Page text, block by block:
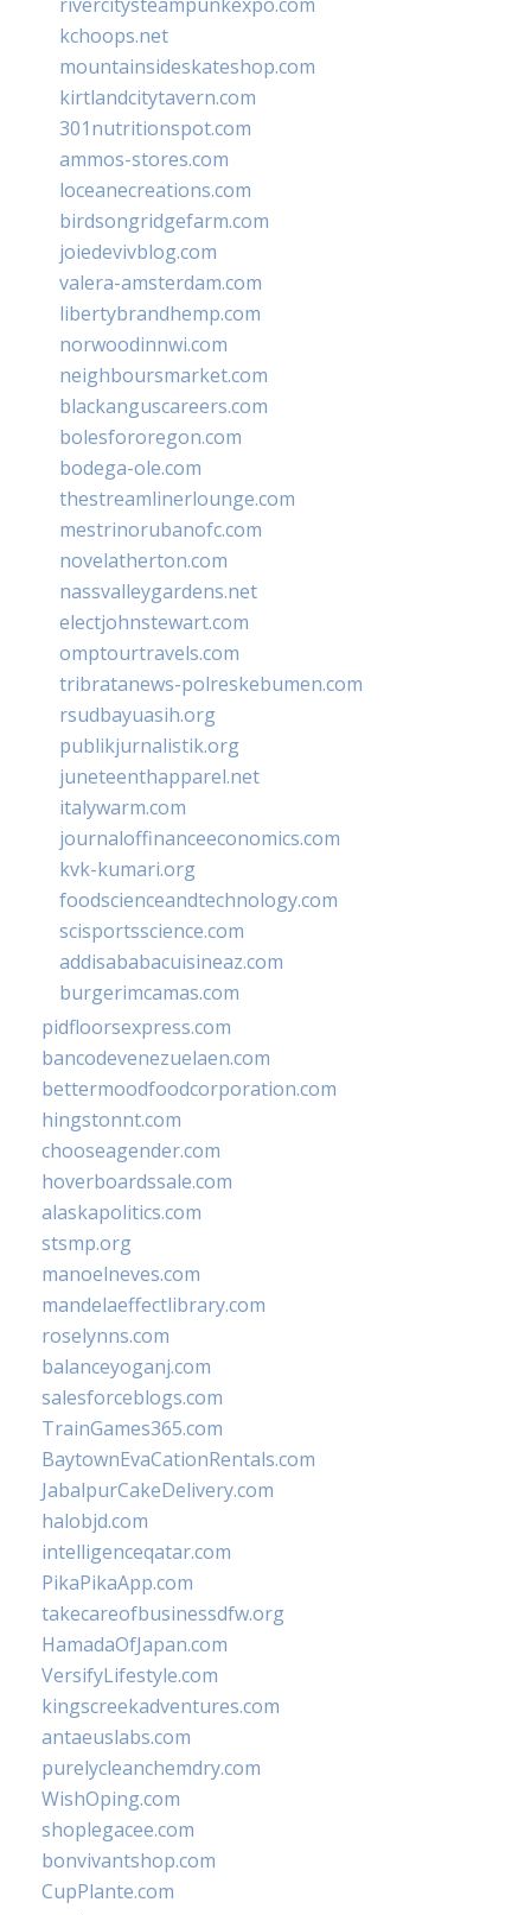
kchoops.net
mountainsideskateshop.com
kirtlandcitytavern.com
301nutritionspot.com
ammos-stores.com
loceanecreations.com
birdsongridgefarm.com
joiedevivblog.com
valera-amsterdam.com
libertybrandhemp.com
norwoodinnwi.com
neighboursmarket.com
blackanguscareers.com
bolesfororegon.com
bodega-ole.com
thestreamlinerlounge.com
mestrinorubanofc.com
novelatherton.com
nassvalleygardens.net
electjohnstewart.com
omptourtravels.com
tribratanews-polreskebumen.com
rsudbayuasih.org
publikjurnalistik.org
juneteenthapparel.net
italywarm.com
journaloffinanceeconomics.com
kvk-kumari.org
foodscienceandtechnology.com
scisportsscience.com
addisababacuisineaz.com
burgerimcamas.com
pidfloorsexpress.com
bancodevenezuelaen.com
bettermoodfoodcorporation.com
hingstonnt.com
chooseagender.com
hoverboardssale.com
alaskapolitics.com
stsmp.org
manoelneves.com
mandelaeffectlibrary.com
roselynns.com
balanceyoganj.com
salesforceblogs.com
TrainGames365.com
BaytownEvaCationRentals.com
JabalpurCakeDelivery.com
halobjd.com
intelligenceqatar.com
PikaPikaApp.com
takecareofbusinessdfw.org
HamadaOfJapan.com
VersifyLifestyle.com
kingscreekadventures.com
antaeuslabs.com
purelycleanchemdry.com
WishOping.com
shoplegacee.com
bonvivantshop.com
CupPlante.com